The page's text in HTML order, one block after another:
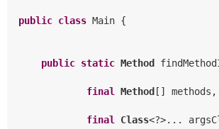
public class Main {
public static Method
final Method[] methods,
final Class<?>...